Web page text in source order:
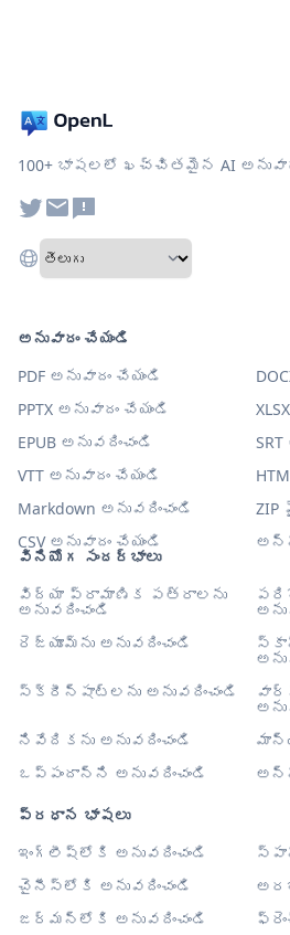
100+ భాషలలో ఖచ్చితమైన AI
వినియోగ సందర్భాలు
విద్యా ప్రామాణిక పత్రాలను
అనువదించండి
రెజ్యూమ్‌ను అనువదించండి
స్క్రీన్‌షాట్‌లను అనువదించండి
నివేదికను అనువదించండి
ఒప్పందాన్ని అనువదించండి
ప్రధాన భాషలు
ఇంగ్లీష్‌లోకి అనువదించండి
చైనీస్‌లోకి అనువదించండి
జర్మన్‌లోకి అనువదించండి
అనువాదం చేయండి
PDF అనువాదం చేయండి
PPTX అనువాదం చేయండి
EPUB అనువదించండి
VTT అనువాదం చేయండి
Markdown అనువదించండి
ZIP
CSV అనువాదం చేయండి